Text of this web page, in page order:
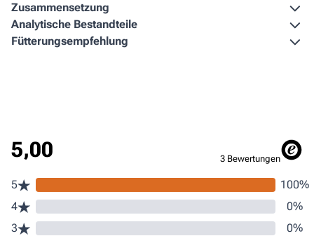
Zusammen­setzung
Analytische Bestandteile
Fütterungs­empfehlung